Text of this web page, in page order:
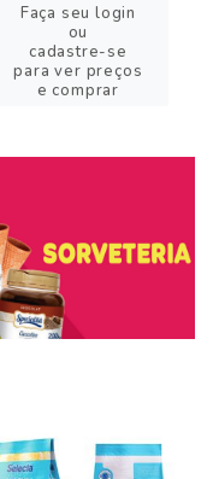
Faça seu login
ou
cadastre-se
para ver preços
e comprar